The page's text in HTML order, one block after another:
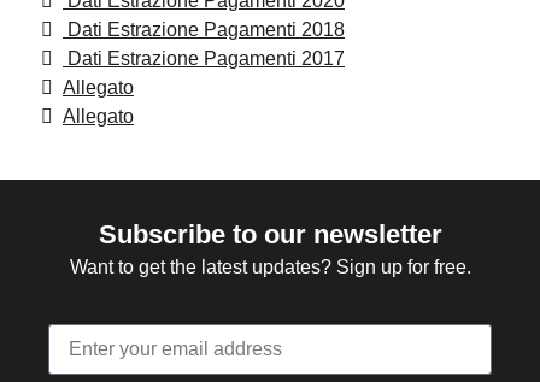
Dati Estrazione Pagamenti 2018
Dati Estrazione Pagamenti 2017
Allegato
Allegato
Subscribe to our newsletter
Want to get the latest updates? Sign up for free.